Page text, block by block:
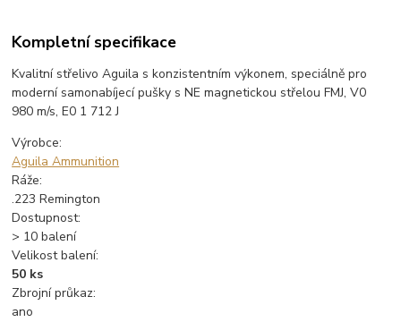
Kompletní specifikace
Kvalitní střelivo Aguila s konzistentním výkonem, speciálně pro
moderní samonabíjecí pušky s NE magnetickou střelou FMJ, V0
980 m/s, E0 1 712 J
Výrobce:
Aguila Ammunition
Ráže:
.223 Remington
Dostupnost:
> 10 balení
Velikost balení:
50 ks
Zbrojní průkaz:
ano